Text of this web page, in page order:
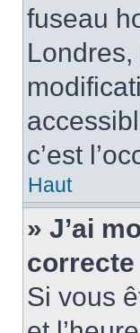
fuseau
c’est
Haut
» J’ai
correcte
Si vous